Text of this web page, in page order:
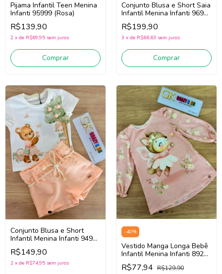
Pijama Infantil Teen Menina
Infanti 95999 (Rosa)
R$139,90
2 x de R$69,95 sem juros
Comprar
Conjunto Blusa e Short Saia
Infantil Menina Infanti 96922
(Laranja/Off White)
R$199,90
3 x de R$66,63 sem juros
Comprar
Conjunto Blusa e Short
Infantil Menina Infanti 94942
(Off White/Laranja)
R$149,90
2 x de R$74,95 sem juros
-40%
Vestido Manga Longa Bebê
Infantil Menina Infanti 89207
(Rosa)
R$77,94 R$129,90